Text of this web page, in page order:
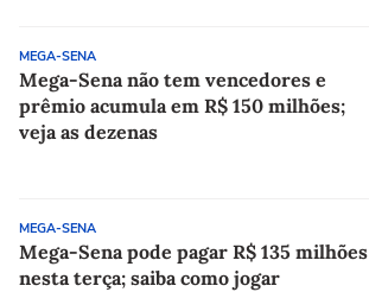
MEGA-SENA
Mega-Sena não tem vencedores e
prêmio acumula em R$ 150 milhões;
veja as dezenas
MEGA-SENA
Mega-Sena pode pagar R$ 135 milhões
nesta terça; saiba como jogar